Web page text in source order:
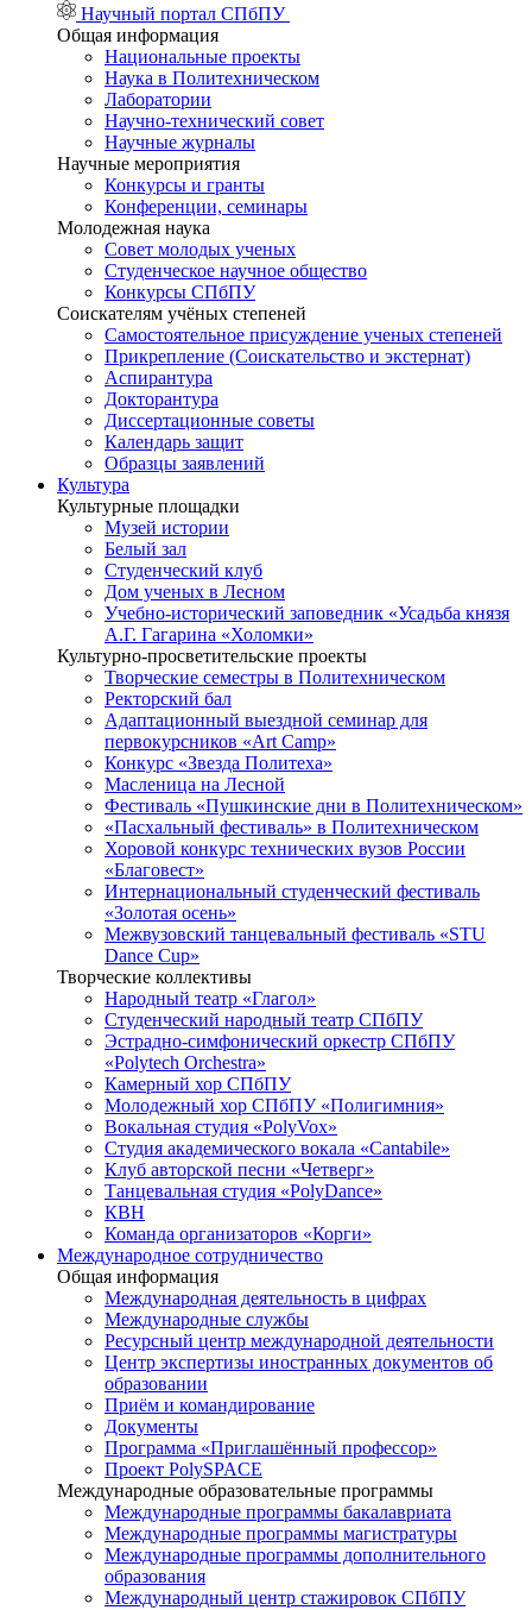
Научный портал СПбПУ
Общая информация
Национальные проекты
Наука в Политехническом
Лаборатории
Научно-технический совет
Научные журналы
Научные мероприятия
Конкурсы и гранты
Конференции, семинары
Молодежная наука
Совет молодых ученых
Студенческое научное общество
Конкурсы СПбПУ
Соискателям учёных степеней
Самостоятельное присуждение ученых степеней
Прикрепление (Соискательство и экстернат)
Аспирантура
Докторантура
Диссертационные советы
Календарь защит
Образцы заявлений
Культура
Культурные площадки
Музей истории
Белый зал
Студенческий клуб
Дом ученых в Лесном
Учебно-исторический заповедник «Усадьба князя
А.Г. Гагарина «Холомки»
Культурно-просветительские проекты
Творческие семестры в Политехническом
Ректорский бал
Адаптационный выездной семинар для
первокурсников «Art Camp»
Конкурс «Звезда Политеха»
Масленица на Лесной
Фестиваль «Пушкинские дни в Политехническом»
«Пасхальный фестиваль» в Политехническом
Хоровой конкурс технических вузов России
«Благовест»
Интернациональный студенческий фестиваль
«Золотая осень»
Межвузовский танцевальный фестиваль «STU
Dance Cup»
Творческие коллективы
Народный театр «Глагол»
Студенческий народный театр СПбПУ
Эстрадно-симфонический оркестр СПбПУ
«Polytech Orchestra»
Камерный хор СПбПУ
Молодежный хор СПбПУ «Полигимния»
Вокальная студия «PolyVox»
Студия академического вокала «Cantabile»
Клуб авторской песни «Четверг»
Танцевальная студия «PolyDance»
КВН
Команда организаторов «Корги»
Международное сотрудничество
Общая информация
Международная деятельность в цифрах
Международные службы
Ресурсный центр международной деятельности
Центр экспертизы иностранных документов об
образовании
Приём и командирование
Документы
Программа «Приглашённый профессор»
Проект PolySPACE
Международные образовательные программы
Международные программы бакалавриата
Международные программы магистратуры
Международные программы дополнительного
образования
Международный центр стажировок СПбПУ